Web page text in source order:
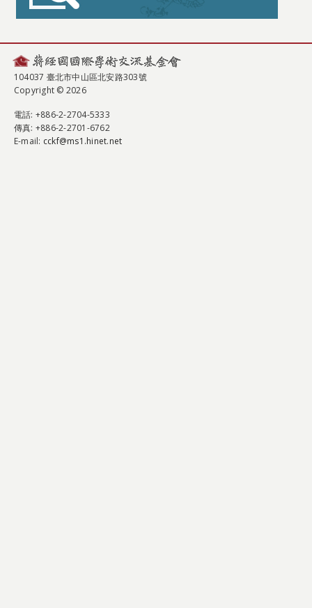
104037 臺北市中山區北安路303號
Copyright © 2026
電話: +886-2-2704-5333
傳真: +886-2-2701-6762
E-mail: cckf@ms1.hinet.net